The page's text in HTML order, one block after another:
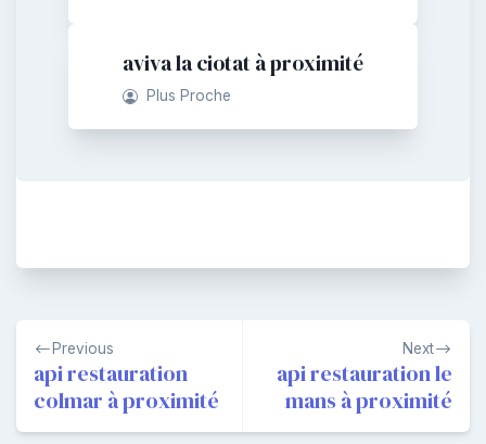
aviva la ciotat à proximité
Plus Proche
Navigation
de
l’article
Previous
api restauration
colmar à proximité
Next
api restauration le
mans à proximité